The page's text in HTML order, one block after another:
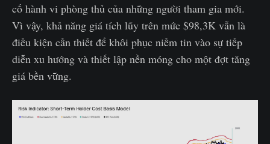
cố hành vi phòng thủ của những người tham gia mới.
Vì vậy, khả năng giá tích lũy trên mức $98,3K vẫn là
điều kiện cần thiết để khôi phục niềm tin vào sự tiếp
diễn xu hướng và thiết lập nền móng cho một đợt tăng
giá bền vững.